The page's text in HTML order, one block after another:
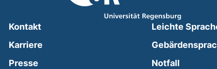
Kontakt
Karriere
Presse
Leichte
Notfall